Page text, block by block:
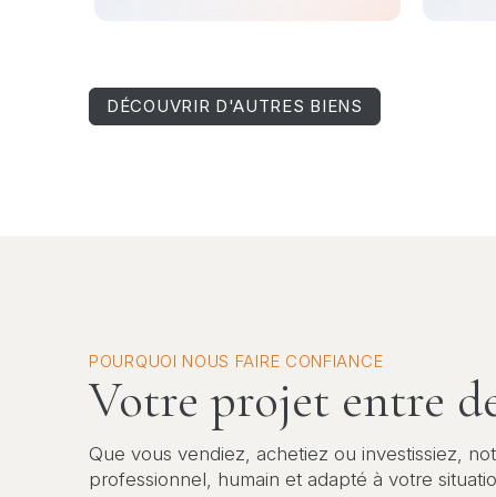
DÉCOUVRIR D'AUTRES BIENS
POURQUOI NOUS FAIRE CONFIANCE
Votre projet entre
Que vous vendiez, achetiez ou investissiez,
professionnel, humain et adapté à votre